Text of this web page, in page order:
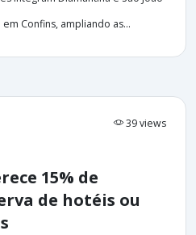
Confins, ampliando as...
39 views
15% de
de hotéis ou